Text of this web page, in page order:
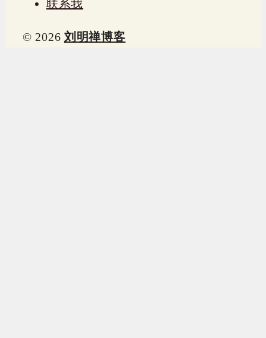
联系我
© 2026 刘明禅博客